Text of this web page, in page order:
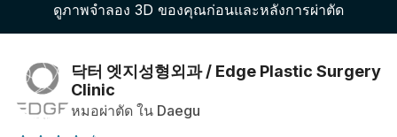
แผน
ความคิดเห็นของคนไข้
ดูภาพจำลอง 3D ของคุณก่อนและหลังการผ่าตัด
닥터 엣지성형외과 / Edge Plastic Surgery
Clinic
หมอผ่าตัด ใน Daegu